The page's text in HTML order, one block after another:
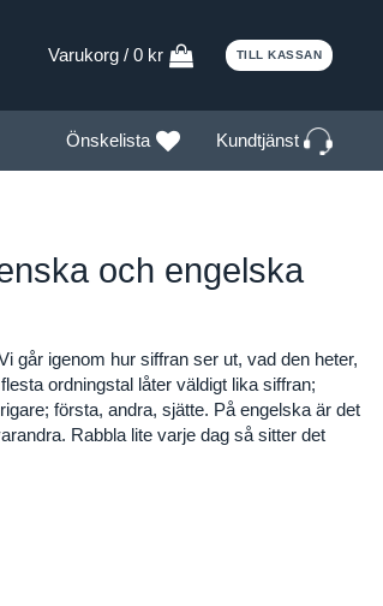
Varukorg / 0 kr TILL KASSAN
Önskelista Kundtjänst
och engelska
går igenom hur siffran ser ut, vad den heter,
ordningstal låter väldigt lika siffran;
första, andra, sjätte. På engelska är det
Rabbla lite varje dag så sitter det